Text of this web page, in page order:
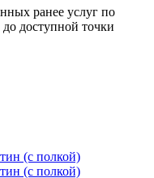
ранее услуг по
до доступной точки